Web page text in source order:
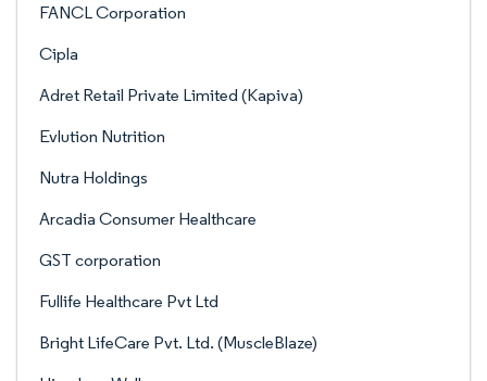
FANCL Corporation
Cipla
Adret Retail Private Limited (Kapiva)
Evlution Nutrition
Nutra Holdings
Arcadia Consumer Healthcare
GST corporation
Fullife Healthcare Pvt Ltd
Bright LifeCare Pvt. Ltd. (MuscleBlaze)